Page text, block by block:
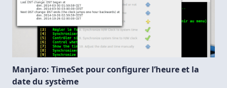
Manjaro: TimeSet pour configurer l’heure et la
date du système